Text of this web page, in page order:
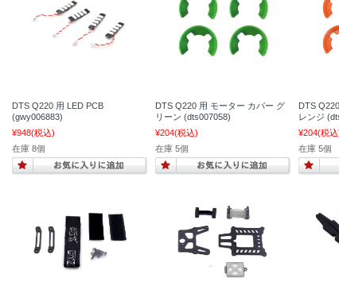
DTS Q220 用 LED PCB
(gwy006883)
¥948(税込)
在庫 8個
DTS Q220 用 モーター カバー グ
リーン (dts007058)
¥204(税込)
在庫 5個
DTS
レンジ
¥204(税込
在庫 5個